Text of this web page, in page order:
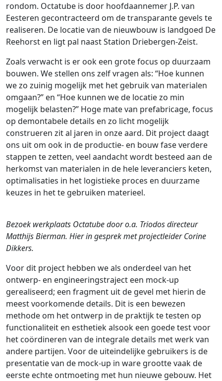
rondom. Octatube is door hoofdaannemer J.P. van
Eesteren gecontracteerd om de transparante gevels te
realiseren. De locatie van de nieuwbouw is landgoed De
Reehorst en ligt pal naast Station Driebergen-Zeist.
Zoals verwacht is er ook een grote focus op duurzaam
bouwen. We stellen ons zelf vragen als: “Hoe kunnen
we zo zuinig mogelijk met het gebruik van materialen
omgaan?” en “Hoe kunnen we de locatie zo min
mogelijk belasten?” Hoge mate van prefabricage, focus
op demontabele details en zo licht mogelijk
construeren zit al jaren in onze aard. Dit project daagt
ons uit om ook in de productie- en bouw fase verdere
stappen te zetten, veel aandacht wordt besteed aan de
herkomst van materialen in de hele leveranciers keten,
optimalisaties in het logistieke proces en duurzame
keuzes in het te gebruiken materieel.
Bezoek werkplaats Octatube door o.a. Triodos directeur
Matthijs Bierman. Hier in gesprek met projectleider Corine
Dikkers.
Voor dit project hebben we als onderdeel van het
ontwerp- en engineeringstraject een mock-up
gerealiseerd; een fragment uit de gevel met hierin de
meest voorkomende details. Dit is een bewezen
methode om het ontwerp in de praktijk te testen op
functionaliteit en esthetiek alsook een goede test voor
het coördineren van de integrale details met werk van
andere partijen. Voor de uiteindelijke gebruikers is de
presentatie van de mock-up in ware grootte vaak de
eerste echte ontmoeting met hun nieuwe gebouw. Het